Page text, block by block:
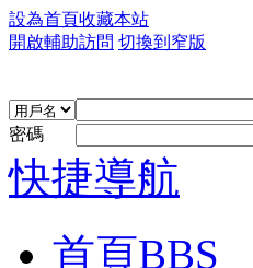
設為首頁收藏本站
開啟輔助訪問 切換到窄版
密碼
快捷導航
首頁BBS